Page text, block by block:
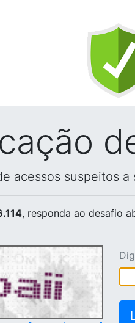
acessos suspeitos
, responda ao desafio